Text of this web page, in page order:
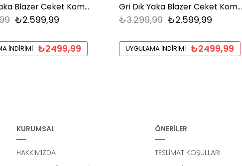
Gri Dik Yaka Blazer Ceket Kombini Erkek | Slim Fit Şık Komple Set
₺2.599,99
İNDIRIMI ₺2499,99
Gri Dik Yaka Blazer Ceket Kombini Erkek | Slim Fit Şık Komple Set
₺2.599,99
₺3.299,99
UYGULAMA İNDIRIMI ₺2499,99
KURUMSAL
HAKKIMIZDA
ÖNERİLER
TESLİMAT KOŞULLARI